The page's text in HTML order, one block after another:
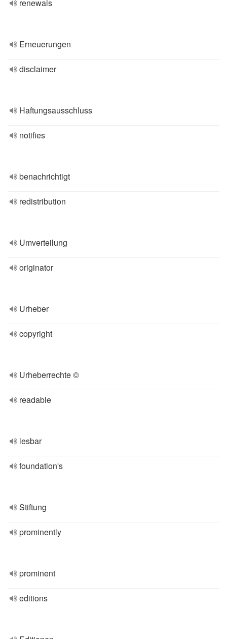
renewals
Erneuerungen
disclaimer
Haftungsausschluss
notifies
benachrichtigt
redistribution
Umverteilung
originator
Urheber
copyright
Urheberrechte ©
readable
lesbar
foundation's
Stiftung
prominently
prominent
editions